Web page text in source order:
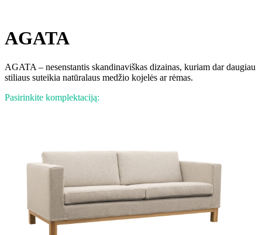
AGATA
AGATA – nesenstantis skandinaviškas dizainas, kuriam dar daugiau
stiliaus suteikia natūralaus medžio kojelės ar rėmas.
Pasirinkite komplektaciją: